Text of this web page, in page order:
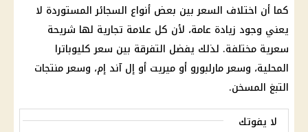
كما أن اختلاف السعر بين بعض أنواع السجائر المستوردة لا
يعني وجود زيادة عامة، لأن كل علامة تجارية لها شريحة
سعرية مختلفة. لذلك يفضل التفرقة بين سعر كليوباترا
المحلية، وسعرمارلبورو أو ميريت أو إل آند إم، وسعرمنتجات
التبغ المسخن.
لا يفوتك